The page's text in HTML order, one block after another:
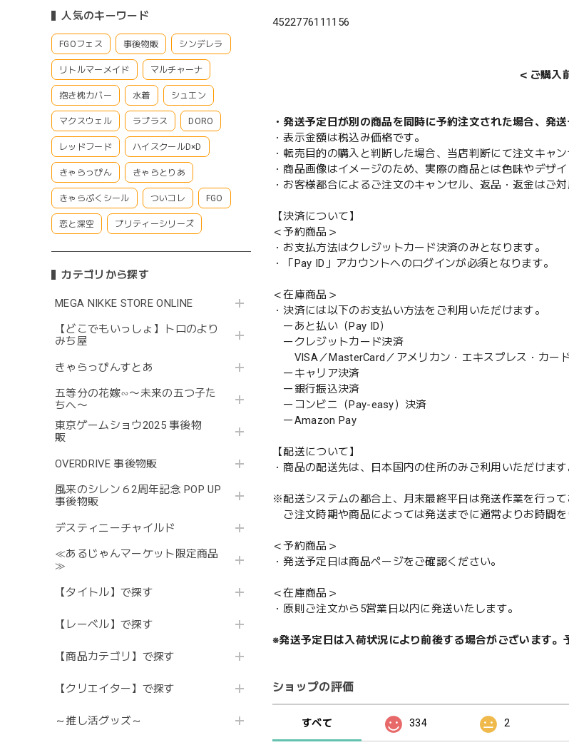
人気のキーワード
FGOフェス 事後物販 シンデレラ
リトルマーメイド マルチャーナ
抱き枕カバー 水着 シュエン
マクスウェル ラプラス DORO
レッドフード ハイスクールD×D
きゃらっぴん きゃらとりあ
きゃらぷくシール ついコレ FGO
恋と深空 プリティーシリーズ
カテゴリから探す
MEGA NIKKE STORE ONLINE
【どこでもいっしょ】トロのより
みち屋
きゃらっぴんすとあ
五等分の花嫁∽〜未来の五つ子た
ちへ〜
東京ゲームショウ2025 事後物
販
OVERDRIVE 事後物販
風来のシレン６2周年記念 POP UP
事後物販
デスティニーチャイルド
≪あるじゃんマーケット限定商品
≫
【タイトル】で探す
【レーベル】で探す
【商品カテゴリ】で探す
【クリエイター】で探す
～推し活グッズ～
4522776111156
＜ご購入
・発送予定日が別の商品を同時に予約注文された場合、発
・表示金額は税込み価格です。
・転売目的の購入と判断した場合、当店判断にて注文キャ
・商品画像はイメージのため、実際の商品とは色味やデザ
・お客様都合によるご注文のキャンセル、返品・返金はご対
【決済について】
＜予約商品＞
・お支払方法はクレジットカード決済のみとなります。
・「Pay ID」アカウントへのログインが必須となります。
＜在庫商品＞
・決済には以下のお支払い方法をご利用いただけます。
ーあと払い（Pay ID）
ークレジットカード決済
VISA／MasterCard／アメリカン・エキスプレス・カード
ーキャリア決済
ー銀行振込決済
ーコンビニ（Pay-easy）決済
ーAmazon Pay
【配送について】
・商品の配送先は、日本国内の住所のみご利用いただけます
※配送システムの都合上、月末最終平日は発送作業を行って
ご注文時期や商品によっては発送までに通常よりお時間を
＜予約商品＞
・発送予定日は商品ページをご確認ください。
＜在庫商品＞
・原則ご注文から5営業日以内に発送いたします。
※発送予定日は入荷状況により前後する場合がございます。
ショップの評価
すべて 334 2